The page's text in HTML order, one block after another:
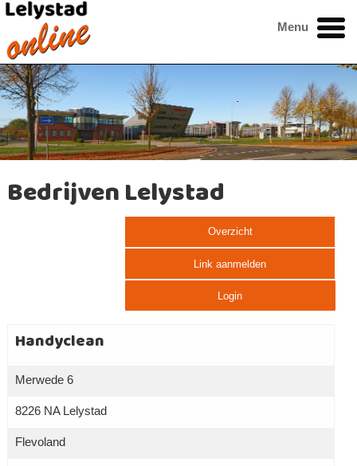
Menu
Bedrijven Lelystad
Overzicht
Link aanmelden
Login
Handyclean
Merwede 6
8226 NA Lelystad
Flevoland